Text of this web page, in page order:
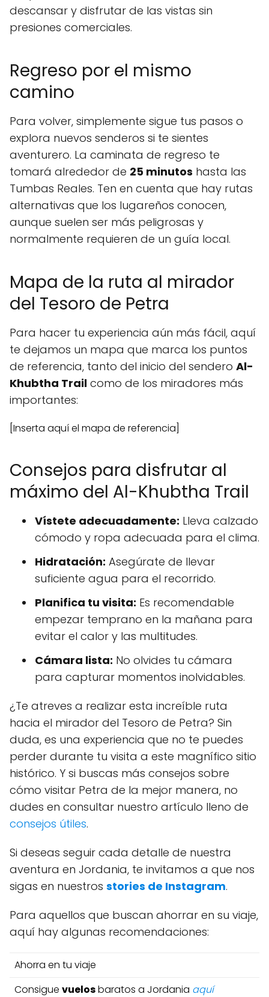
descansar y disfrutar de las vistas sin
presiones comerciales.
Regreso por el mismo
camino
Para volver, simplemente sigue tus pasos o
explora nuevos senderos si te sientes
aventurero. La caminata de regreso te
tomará alrededor de 25 minutos hasta las
Tumbas Reales. Ten en cuenta que hay rutas
alternativas que los lugareños conocen,
aunque suelen ser más peligrosas y
normalmente requieren de un guía local.
Mapa de la ruta al mirador
del Tesoro de Petra
Para hacer tu experiencia aún más fácil, aquí
te dejamos un mapa que marca los puntos
de referencia, tanto del inicio del sendero Al-
Khubtha Trail como de los miradores más
importantes:
[Inserta aquí el mapa de referencia]
Consejos para disfrutar al
máximo del Al-Khubtha Trail
Vístete adecuadamente: Lleva calzado
cómodo y ropa adecuada para el clima.
Hidratación: Asegúrate de llevar
suficiente agua para el recorrido.
Planifica tu visita: Es recomendable
empezar temprano en la mañana para
evitar el calor y las multitudes.
Cámara lista: No olvides tu cámara
para capturar momentos inolvidables.
¿Te atreves a realizar esta increíble ruta
hacia el mirador del Tesoro de Petra? Sin
duda, es una experiencia que no te puedes
perder durante tu visita a este magnífico sitio
histórico. Y si buscas más consejos sobre
cómo visitar Petra de la mejor manera, no
dudes en consultar nuestro artículo lleno de
consejos útiles.
Si deseas seguir cada detalle de nuestra
aventura en Jordania, te invitamos a que nos
sigas en nuestros stories de Instagram.
Para aquellos que buscan ahorrar en su viaje,
aquí hay algunas recomendaciones:
Ahorra en tu viaje
Consigue vuelosbaratos a Jordania aquí